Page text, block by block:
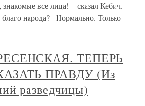
все лица! – сказал Кебич. –
благо народа?– Нормально. Только
ТЕПЕРЬ
ПРАВДУ (Из
разведчицы)